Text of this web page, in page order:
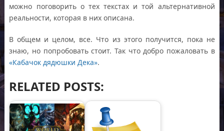
можно поговорить о тех текстах и той альтернативной
реальности, которая в них описана.
В общем и целом, все. Что из этого получится, пока не
знаю, но попробовать стоит. Так что добро пожаловать в
«Кабачок дядюшки Дека».
RELATED POSTS: